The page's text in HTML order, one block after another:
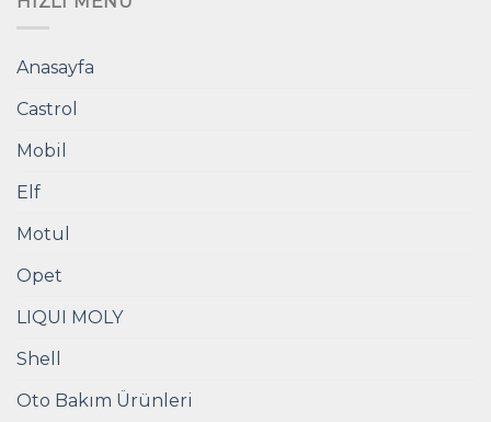
Anasayfa
Castrol
Mobil
Elf
Motul
Opet
LIQUI MOLY
Shell
Oto Bakım Ürünleri